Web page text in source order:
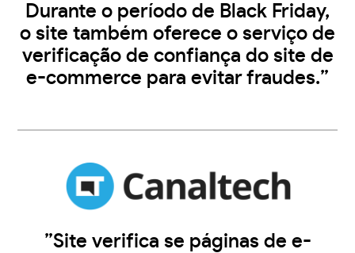
Durante o período de Black Friday,
o site também oferece o serviço de
verificação de confiança do site de
e-commerce para evitar fraudes.”
”Site verifica se páginas de e-